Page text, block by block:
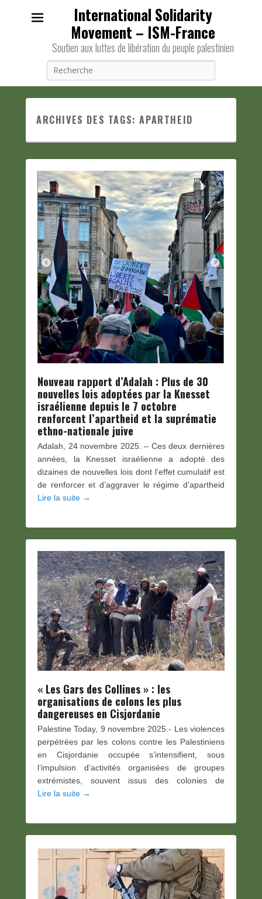
International Solidarity
Movement – ISM-France
Soutien aux luttes de libération du peuple palestinien
ARCHIVES DES TAGS:APARTHEID
Nouveau rapport d’Adalah : Plus de 30
nouvelles lois adoptées par la Knesset
israélienne depuis le 7 octobre
renforcent l’apartheid et la suprématie
ethno-nationale juive
Adalah, 24 novembre 2025. – Ces deux dernières
années, la Knesset israélienne a adopté des
dizaines de nouvelles lois dont l’effet cumulatif est
de renforcer et d’aggraver le régime d’apartheid
Lire la suite →
« Les Gars des Collines » : les
organisations de colons les plus
dangereuses en Cisjordanie
Palestine Today, 9 novembre 2025.- Les violences
perpétrées par les colons contre les Palestiniens
en Cisjordanie occupée s’intensifient, sous
l’impulsion d’activités organisées de groupes
extrémistes, souvent issus des colonies de
Lire la suite →